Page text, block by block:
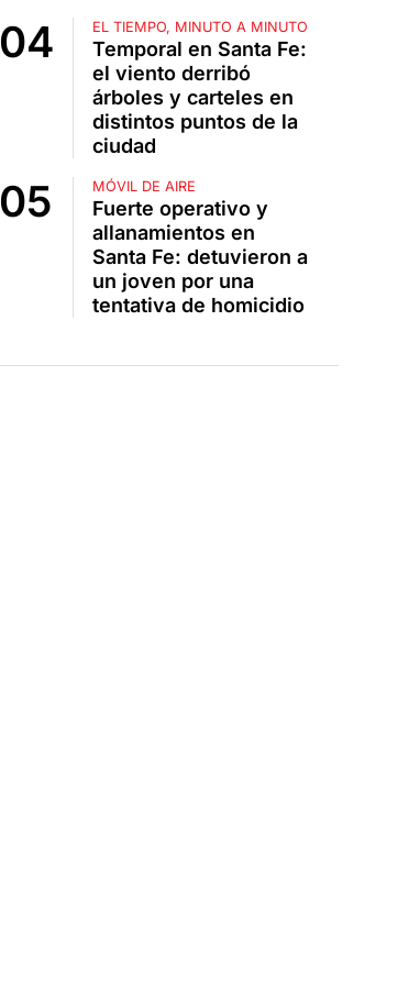
EL TIEMPO, MINUTO A MINUTO
Temporal en Santa Fe:
el viento derribó
árboles y carteles en
distintos puntos de la
ciudad
MÓVIL DE AIRE
Fuerte operativo y
allanamientos en
Santa Fe: detuvieron a
un joven por una
tentativa de homicidio